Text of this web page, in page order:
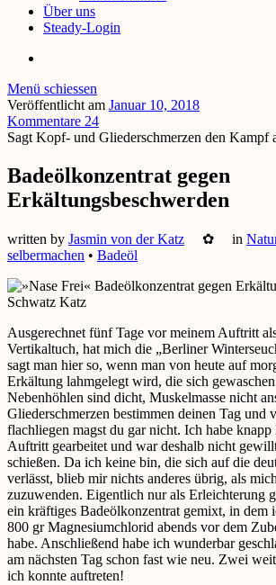
Über uns
Steady-Login
Menü schiessen
Veröffentlicht am Januar 10, 2018
Kommentare 24
Sagt Kopf- und Gliederschmerzen den Kampf
Badeölkonzentrat gegen
Erkältungsbeschwerden
written by Jasmin von der Katz ✿ in
selbermachen • Badeöl
Ausgerechnet fünf Tage vor meinem Auftritt
Vertikaltuch, hat mich die „Berliner
sagt man hier so, wenn man von heute auf
Erkältung lahmgelegt wird, die sich
Nebenhöhlen sind dicht, Muskelmasse nicht
Gliederschmerzen bestimmen deinen Tag und
flachliegen magst du gar nicht. Ich habe knapp
Auftritt gearbeitet und war deshalb nicht
schießen. Da ich keine bin, die sich auf die
verlässt, blieb mir nichts anderes übrig, als
zuzuwenden. Eigentlich nur als Erleichterung
ein kräftiges Badeölkonzentrat gemixt, in dem
800 gr Magnesiumchlorid abends vor dem
habe. Anschließend habe ich wunderbar
am nächsten Tag schon fast wie neu. Zwei
ich konnte auftreten!